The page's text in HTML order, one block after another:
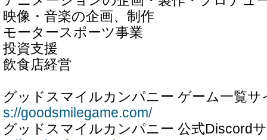
映像・音楽の企画、制作
モータースポーツ事業
投資支援
飲食店経営
グッドスマイルカンパニー ゲー
s://goodsmilegame.com/
グッドスマイルカンパニー 公式